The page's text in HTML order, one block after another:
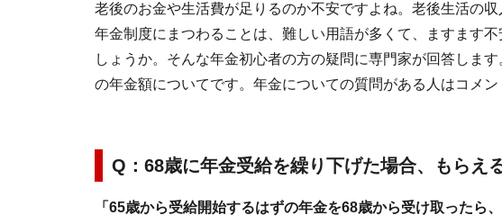
老後のお金や生活費が足りるのか不安ですよね。老後生活の
年金制度にまつわることは、難しい用語が多くて、ますます
しょうか。そんな年金初心者の方の疑問に専門家が回答しま
の年金額についてです。年金についての質問がある人はコメン
Q：68歳に年金受給を繰り下げた場合、もらえ
「65歳から受給開始するはずの年金を68歳から受け取ったら